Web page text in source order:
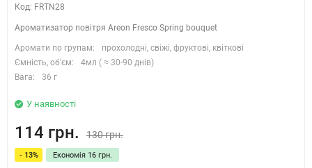
Код: FRTN28
Ароматизатор повітря Areon Fresco Spring bouquet
Аромати по групам:
прохолодні, свіжі, фруктові, квіткові
Ємність, об'єм:
4мл ( ≈ 30-90 днів)
Вага:
36 г
У наявності
114 грн. 130 грн.
- 13% Економія 16 грн.